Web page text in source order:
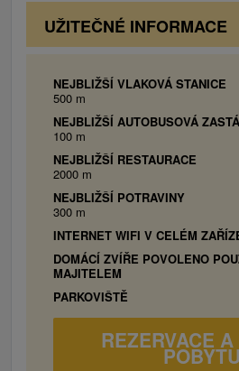
UŽITEČNÉ INFORMACE
NEJBLIŽŠÍ VLAKOVÁ STANICE
500 m
NEJBLIŽŠÍ AUTOBUSOVÁ
100 m
NEJBLIŽŠÍ RESTAURACE
2000 m
NEJBLIŽŠÍ POTRAVINY
300 m
INTERNET WIFI V CELÉM
DOMÁCÍ ZVÍŘE POVOLENO
MAJITELEM
PARKOVIŠTĚ
REZERVACE
POBYTU